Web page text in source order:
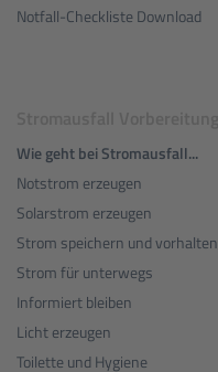
Notfall-Checkliste Download
Wie geht bei Stromausfall...
Notstrom erzeugen
Solarstrom erzeugen
Strom speichern und vorhalten
Strom für unterwegs
Informiert bleiben
Licht erzeugen
Toilette und Hygiene